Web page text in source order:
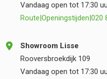
Vandaag open tot 17:30
Route|Openingstijden|020
Showroom Lisse
Rooversbroekdijk 109
Vandaag open tot 17:30